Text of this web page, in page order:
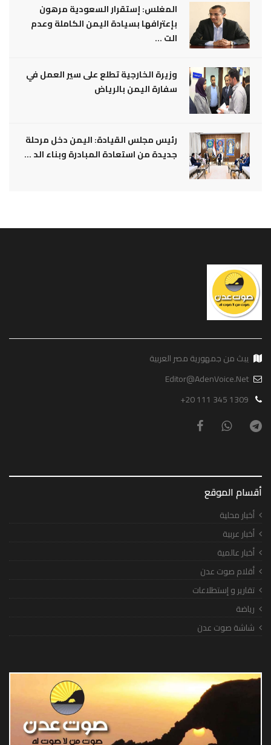
المغلس: إستقرار السعودية مرهون
بإعترافها بسيادة اليمن الكاملة وعدم
الت ...
وزيرة الخارجية تطلع على سير العمل في
سفارة اليمن بالرياض
رئيس مجلس القيادة: اليمن دخل مرحلة
جديدة من استعادة المبادرة وبناء الد ...
يبث من جمهورية مصر العربية
Editor@AdenVoice.Net
+20 111 345 1309
أقسام الموقع
أخبار محلية
أخبار عربية
أخبار عالمية
أقلام صوت عدن
تقارير و إستطلاعات
رياضة
شاشة صوت عدن